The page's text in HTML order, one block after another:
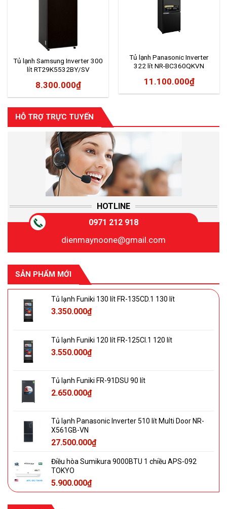
HỖ TRỢ TRỰC TUYẾN
HOTLINE
0971 212 918
dienmaynoone@gmail.com
SẢN PHẨM MỚI
Tủ lạnh Funiki 130 lít FR-135CD.1 130 lít
3.350.000₫
Tủ lạnh Funiki 120 lít FR-125CI.1 120 lít
3.550.000₫
Tủ lạnh Funiki FR-91DSU 90 lít
2.650.000₫
Tủ lạnh Panasonic Inverter 510 lít Multi Door NR-
X561GB-VN
27.500.000₫
Điều hòa Sumikura 9000BTU 1 chiều APS-092
TOKYO
5.900.000₫
Tủ lạnh Samsung Inverter 300
lít RT29K5532BY/SV
8.300.000₫
Tủ lạnh Panasonic Inverter
322 lít NR-BC360QKVN
11.100.000₫